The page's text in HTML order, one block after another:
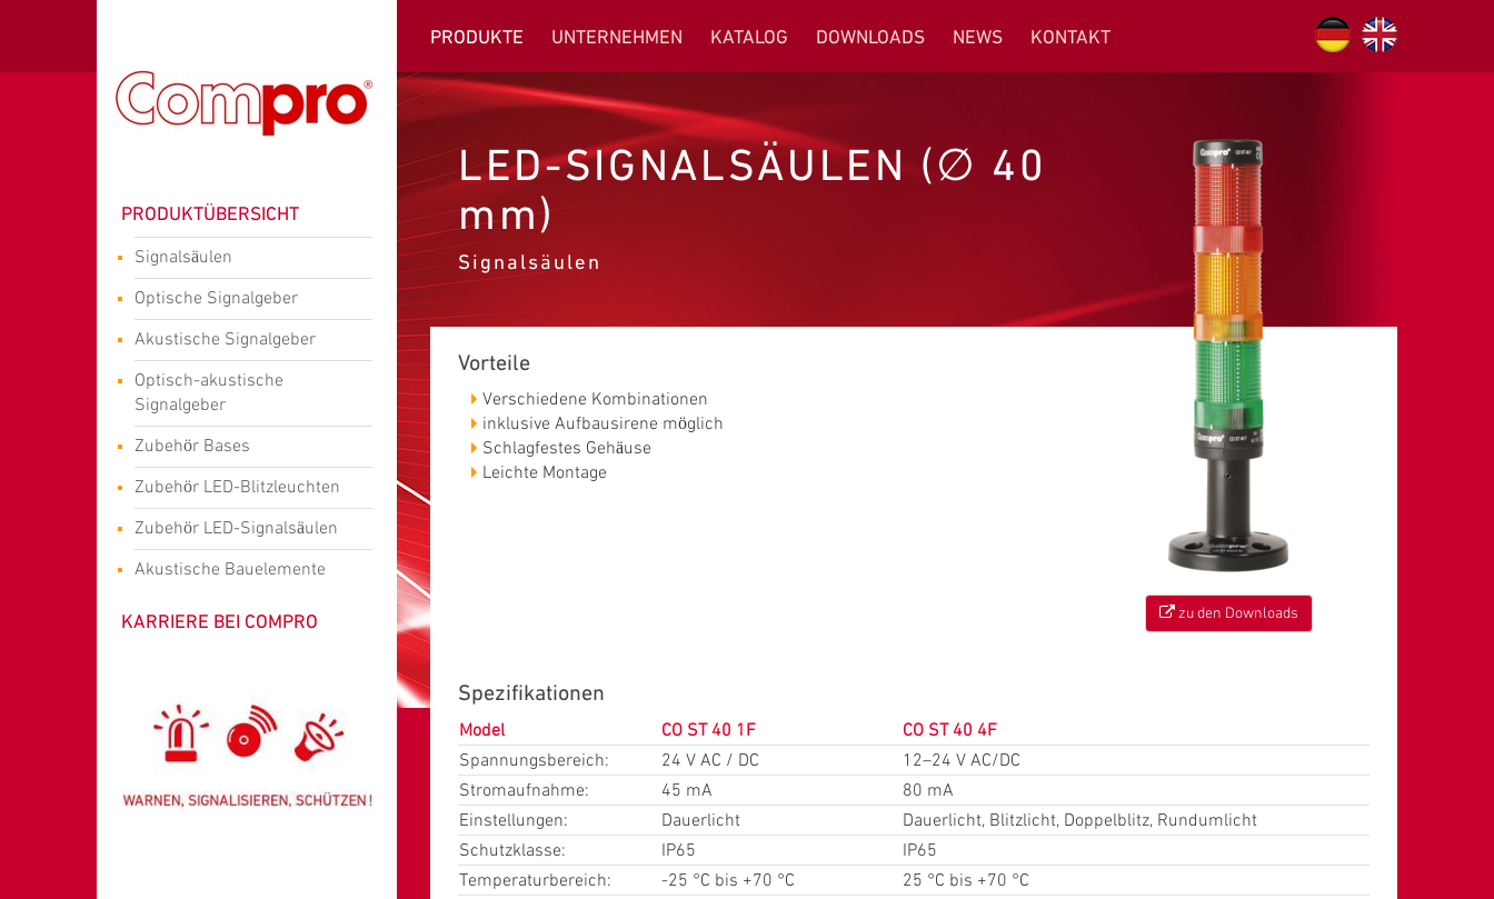
PRODUKTE UNTERNEHMEN KATALOG DOWNLOADS NEWS KONTAKT
PRODUKTÜBERSICHT
Signalsäulen
Optische Signalgeber
Akustische Signalgeber
Optisch-akustische
Signalgeber
Zubehör Bases
Zubehör LED-Blitzleuchten
Zubehör LED-Signalsäulen
Akustische Bauelemente
KARRIERE BEI COMPRO
LED-SIGNALSÄULEN (∅ 40
mm)
Signalsäulen
Vorteile
Verschiedene Kombinationen
inklusive Aufbausirene möglich
Schlagfestes Gehäuse
Leichte Montage
zu den Downloads
Spezifikationen
Model CO ST 40 1F
CO ST 40 4F
Spannungsbereich:
24 V AC / DC
12–24 V AC/DC
Stromaufnahme:
45 mA
80 mA
Einstellungen:
Dauerlicht
Dauerlicht, Blitzlicht, Doppelblitz, Rundumlicht
Schutzklasse:
IP65
IP65
Temperaturbereich:
-25 °C bis +70 °C
25 °C bis +70 °C